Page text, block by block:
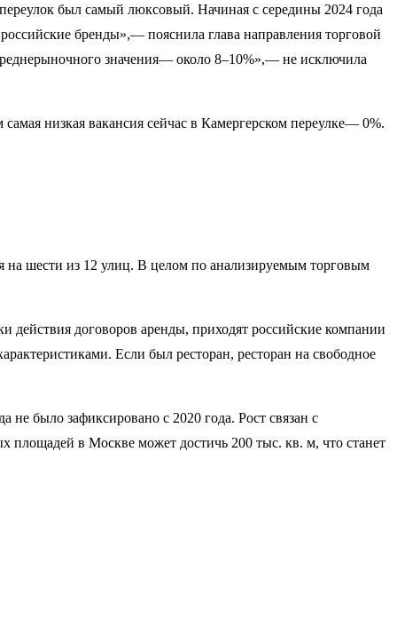
был самый люксовый. Начиная с середины 2024 года
бренды»,— пояснила глава направления торговой
значения— около 8–10%»,— не исключила
низкая вакансия сейчас в Камергерском переулке— 0%.
шести из 12 улиц. В целом по анализируемым торговым
договоров аренды, приходят российские компании
Если был ресторан, ресторан на свободное
было зафиксировано с 2020 года. Рост связан с
площадей в Москве может достичь 200 тыс. кв. м, что станет